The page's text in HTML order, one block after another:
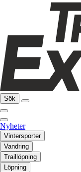
Sök
Nyheter
Vintersporter
Vandring
Traillöpning
Löpning